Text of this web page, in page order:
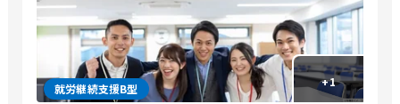
+1
就労継続支援B型